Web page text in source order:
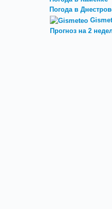
Погода в
Прогноз на 2